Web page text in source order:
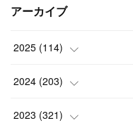
アーカイブ
2025 (114)
(1)
(8)
2024 (203)
(24)
2023 (321)